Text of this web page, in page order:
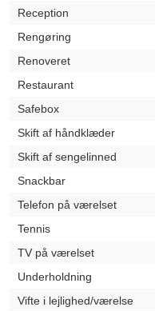
Reception
Rengøring
Renoveret
Restaurant
Safebox
Skift af håndklæder
Skift af sengelinned
Snackbar
Telefon på værelset
Tennis
TV på værelset
Underholdning
Vifte i lejlighed/værelse